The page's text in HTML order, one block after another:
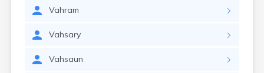
Vahram
Vahsary
Vahsaun